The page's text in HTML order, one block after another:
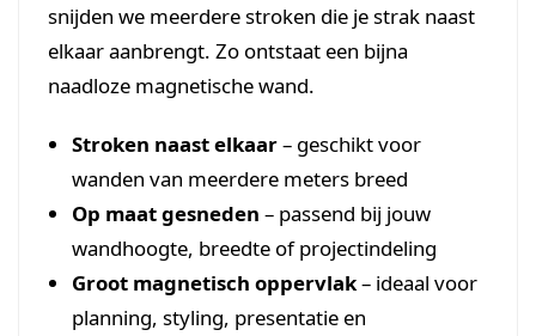
snijden we meerdere stroken die je strak naast
elkaar aanbrengt. Zo ontstaat een bijna
naadloze magnetische wand.
Stroken naast elkaar– geschikt voor
wanden van meerdere meters breed
Op maat gesneden – passend bij jouw
wandhoogte, breedte of projectindeling
Groot magnetisch oppervlak– ideaal voor
planning, styling, presentatie en